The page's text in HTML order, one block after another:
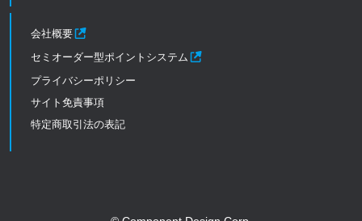
会社概要
セミオーダー型ポイントシステム
プライバシーポリシー
サイト免責事項
特定商取引法の表記